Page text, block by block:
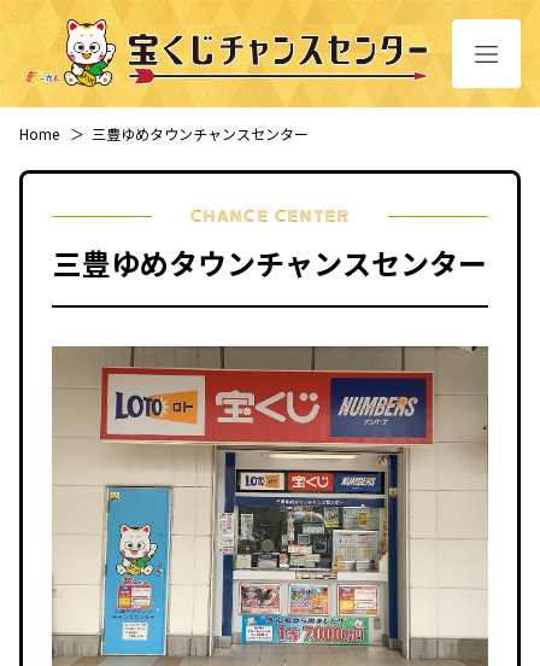
Home ＞ 三豊ゆめタウンチャンスセンター
CHANCE CENTER
三豊ゆめタウンチャンスセンター